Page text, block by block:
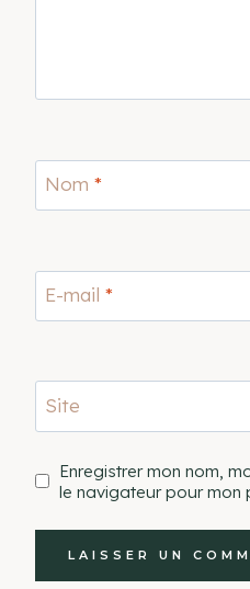
Nom *
E-mail *
Site
Enregistrer mon nom,
le navigateur pour mon